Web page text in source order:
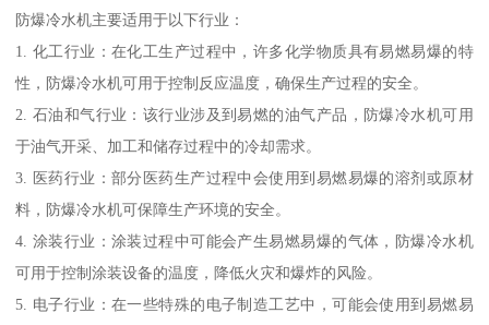
防爆冷水机主要适用于以下行业：
1. 化工行业：在化工生产过程中，许多化学物质具有易燃易爆的特
性，防爆冷水机可用于控制反应温度，确保生产过程的安全。
2. 石油和气行业：该行业涉及到易燃的油气产品，防爆冷水机可用
于油气开采、加工和储存过程中的冷却需求。
3. 医药行业：部分医药生产过程中会使用到易燃易爆的溶剂或原材
料，防爆冷水机可保障生产环境的安全。
4. 涂装行业：涂装过程中可能会产生易燃易爆的气体，防爆冷水机
可用于控制涂装设备的温度，降低火灾和爆炸的风险。
5. 电子行业：在一些特殊的电子制造工艺中，可能会使用到易燃易